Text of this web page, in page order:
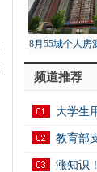
8月55城个人房
降1%，租赁市
频道推荐
大学生
教育部
涨知识